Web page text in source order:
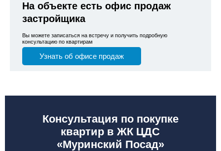
На объекте есть офис продаж
застройщика
Вы можете записаться на встречу и получить подробную
консультацию по квартирам
Узнать об офисе продаж
Консультация по покупке
квартир в ЖК ЦДС
«Муринский Посад»